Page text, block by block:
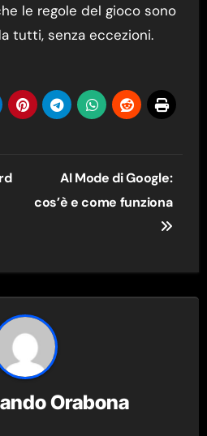
le regole del gioco sono
tutti, senza eccezioni.
AI Mode di Google:
cos’è e come funziona
Orabona